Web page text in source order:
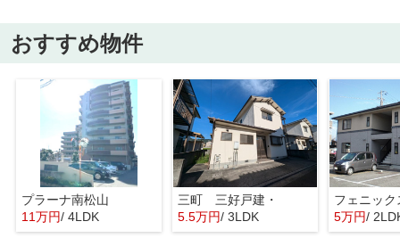
おすすめ物件
プラーナ南松山
11万円/ 4LDK
三町 三好戸建・
5.5万円/ 3LDK 5万円/